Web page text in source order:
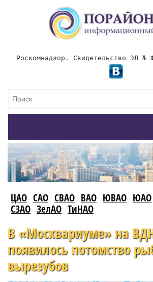
Роскомнадзор. Свидетельство ЭЛ №
ЦАО САО СВАО ВАО ЮВАО ЮАО
СЗАО ЗелАО ТиНАО
В «Москвариуме» на
появилось потомство
вырезубов